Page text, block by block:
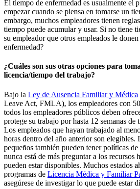
El tiempo de enfermedad es usualmente el
empezar cuando se piensa en tomarse un
embargo, muchos empleadores tienen
tiempo puede acumular y usar. Si no tiene
su empleador que otros empleados le
enfermedad?
¿Cuáles son sus otras opciones para
licencia/tiempo del trabajo?
Bajo la Ley de Ausencia Familiar y Médica
Leave Act, FMLA), los empleadores con
todos los empleadores públicos deben
protege su trabajo por hasta 12 semanas
Los empleados que hayan trabajado al
horas dentro del año anterior son elegibles.
pequeños también pueden tener políticas
nunca está de más preguntar a los recursos
pueden estar disponibles. Muchos estados
programas de Licencia Médica y Familiar
asegúrese de investigar lo que puede estar